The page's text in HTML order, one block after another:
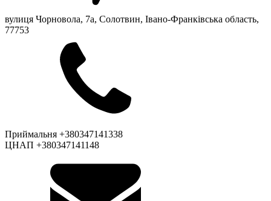
вулиця Чорновола, 7a, Солотвин, Івано-Франківська область,
77753
Приймальня +380347141338
ЦНАП +380347141148